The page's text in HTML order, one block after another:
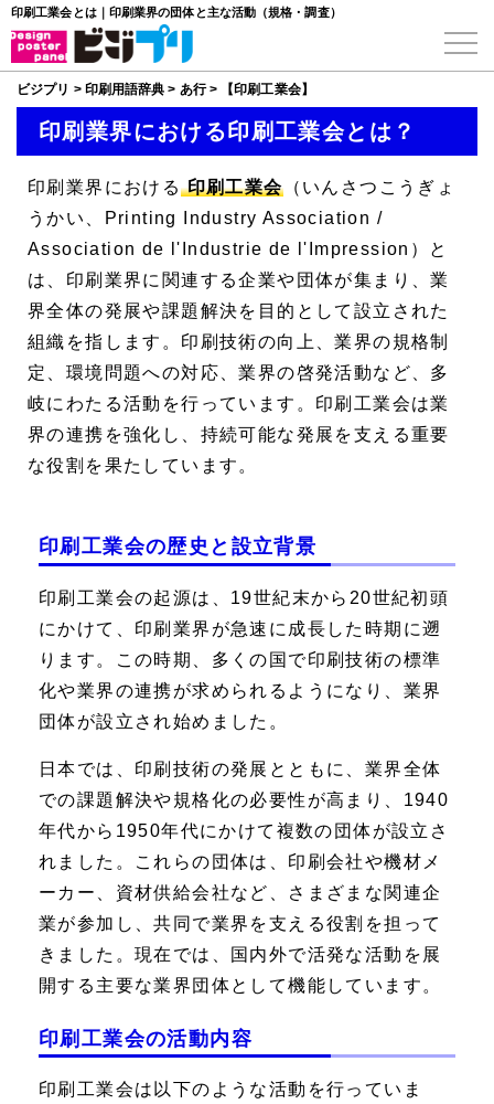
印刷工業会とは｜印刷業界の団体と主な活動（規格・調査）
ビジプリ > 印刷用語辞典 > あ行> 【印刷工業会】
印刷業界における印刷工業会とは？
印刷業界における印刷工業会（いんさつこうぎょ
うかい、
Printing Industry Association /
Association de l'Industrie de l'Impression ）と
は、印刷業界に関連する企業や団体が集まり、業
界全体の発展や課題解決を目的として設立された
組織を指します。印刷技術の向上、業界の規格制
定、環境問題への対応、業界の啓発活動など、多
岐にわたる活動を行っています。印刷工業会は業
界の連携を強化し、持続可能な発展を支える重要
な役割を果たしています。
印刷工業会の歴史と設立背景
印刷工業会の起源は、19世紀末から20世紀初頭
にかけて、印刷業界が急速に成長した時期に遡
ります。この時期、多くの国で印刷技術の標準
化や業界の連携が求められるようになり、業界
団体が設立され始めました。
日本では、印刷技術の発展とともに、業界全体
での課題解決や規格化の必要性が高まり、1940
年代から1950年代にかけて複数の団体が設立さ
れました。これらの団体は、印刷会社や機材メ
ーカー、資材供給会社など、さまざまな関連企
業が参加し、共同で業界を支える役割を担って
きました。現在では、国内外で活発な活動を展
開する主要な業界団体として機能しています。
印刷工業会の活動内容
印刷工業会は以下のような活動を行っていま